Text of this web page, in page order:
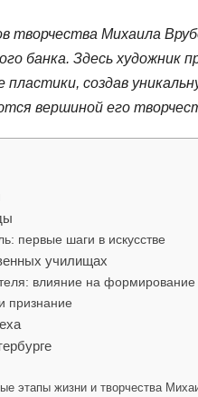
творчества Михаила
банка. Здесь
создав
вершиной его
первые шаги в искусстве
училищах
влияние на формирование
признание
этапы жизни и творчества